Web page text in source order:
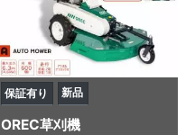
保証有り 新品
OREC草刈機